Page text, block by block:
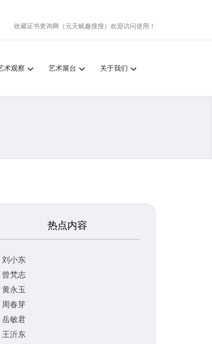
收藏证书查询网（元天赋趣搜搜） 欢迎访问使用！
术观察 艺术展台 关于我们
热点内容
刘小东
曾梵志
黄永玉
周春芽
岳敏君
王沂东